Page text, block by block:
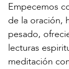
Empecemos
de la oración,
pesado,
lecturas
meditación